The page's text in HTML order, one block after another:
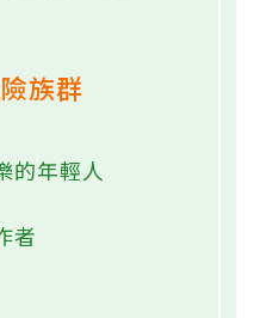
族群
的年輕人
者